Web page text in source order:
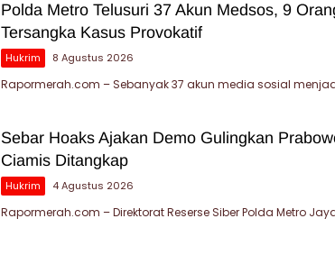
Polda Metro Telusuri 37 Akun Medsos, 9
Tersangka Kasus Provokatif
Hukrim 8 Agustus 2026
Rapormerah.com – Sebanyak 37 akun media sosial
Sebar Hoaks Ajakan Demo Gulingkan
Ciamis Ditangkap
Hukrim 4 Agustus 2026
Rapormerah.com – Direktorat Reserse Siber Polda Metro